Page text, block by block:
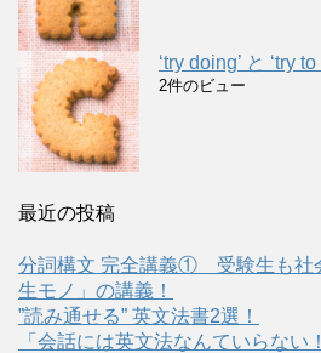
‘try doing’ と ‘try
2件のビュー
最近の投稿
分詞構文 完全講義① 受験生も社
生モノ」の講義！
”読み通せる” 英文法書2選！
「会話には英文法なんていらない